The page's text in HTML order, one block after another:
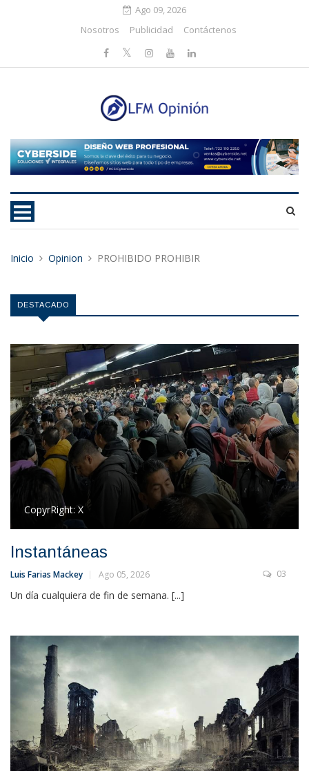
Ago 09, 2026
Nosotros
Publicidad Contáctenos
Inicio Opinion PROHIBIDO PROHIBIR
DESTACADO
CopyrRight: X
Instantáneas
Luis Farias Mackey Ago 05, 2026 03
Un día cualquiera de fin de semana. [...]